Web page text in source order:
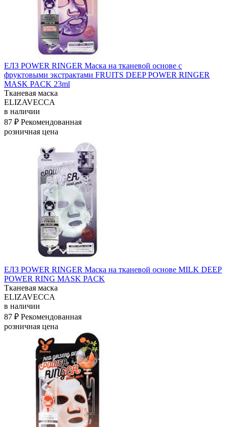
ЕЛЗ POWER RINGER Маска на тканевой основе с
фруктовыми экстрактами FRUITS DEEP POWER RINGER
MASK PACK 23ml
Тканевая маска
ELIZAVECCA
в наличии
87 ₽ Рекомендованная
розничная цена
ЕЛЗ POWER RINGER Маска на тканевой основе MILK DEEP
POWER RING MASK PACK
Тканевая маска
ELIZAVECCA
в наличии
87 ₽ Рекомендованная
розничная цена